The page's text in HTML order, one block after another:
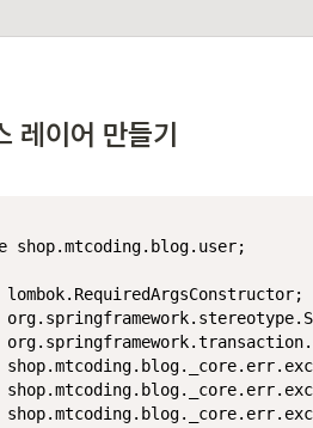
레이어 만들기
shop.mtcoding.blog.user;